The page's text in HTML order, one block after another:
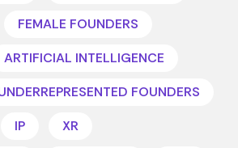
FEMALE FOUNDERS
ARTIFICIAL INTELLIGENCE
FOUNDERS
IP
XR